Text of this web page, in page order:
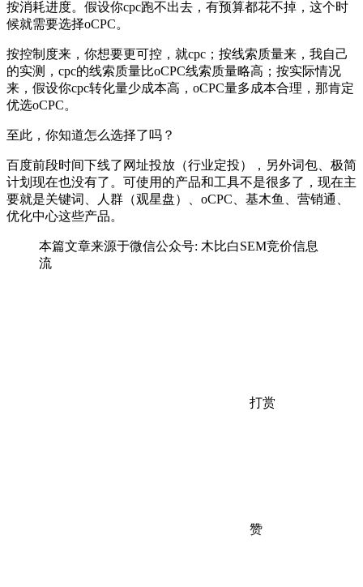
按消耗进度。假设你cpc跑不出去，有预算都花不掉，这个时
候就需要选择oCPC。
按控制度来，你想要更可控，就cpc；按线索质量来，我自己
的实测，cpc的线索质量比oCPC线索质量略高；按实际情况
来，假设你cpc转化量少成本高，oCPC量多成本合理，那肯定
优选oCPC。
至此，你知道怎么选择了吗？
百度前段时间下线了网址投放（行业定投），另外词包、极简
计划现在也没有了。可使用的产品和工具不是很多了，现在主
要就是关键词、人群（观星盘）、oCPC、基木鱼、营销通、
优化中心这些产品。
本篇文章来源于微信公众号: 木比白SEM竞价信息
流
打赏
赞